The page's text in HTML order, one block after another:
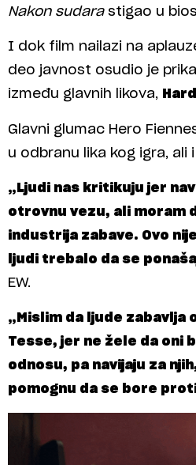
Nakon sudarastigao u
I dok film nailazi na
deo javnost osudio je
između glavnih likova,
Glavni glumac Hero
u odbranu lika kog igra, ali
„Ljudi nas kritikuju jer
otrovnu vezu, ali moram
industrija zabave. Ovo
ljudi trebalo da se
EW.
„Mislim da ljude zabavlja
Tesse, jer ne žele da oni
odnosu, pa navijaju za
pomognu da se bore